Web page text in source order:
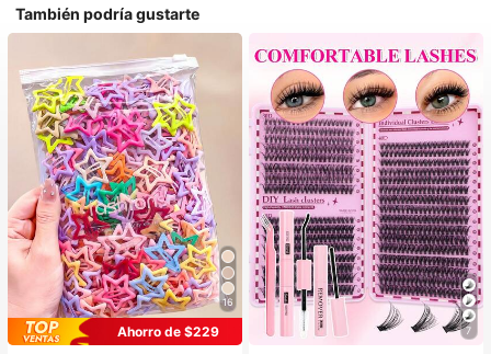
También podría gustarte
16
Ahorro de $229
7